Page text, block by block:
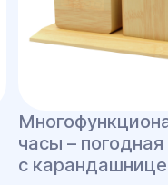
часы –
с